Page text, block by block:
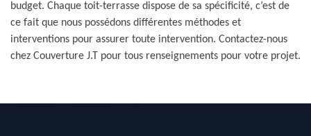
budget. Chaque toit-terrasse dispose de sa spécificité, c’est de
ce fait que nous possédons différentes méthodes et
interventions pour assurer toute intervention. Contactez-nous
chez Couverture J.T pour tous renseignements pour votre projet.